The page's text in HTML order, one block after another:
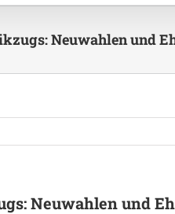
Neuwahlen und
Neuwahlen und